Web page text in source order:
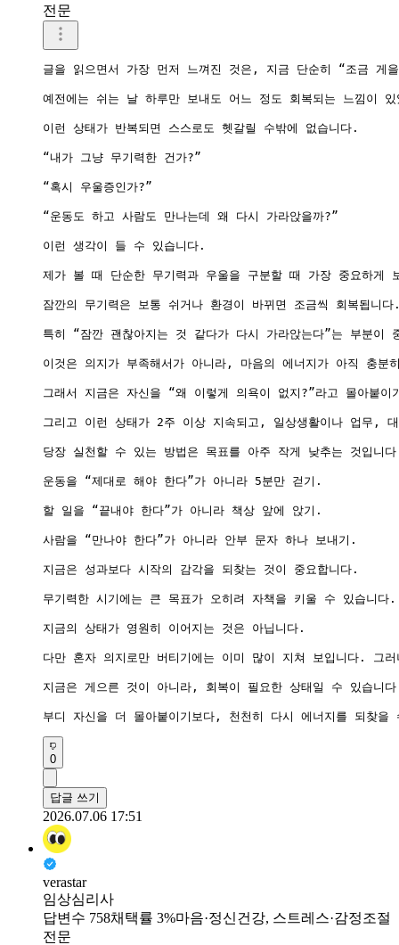
전문
글을 읽으면서 가장 먼저 느껴진 것은, 지금 단순히 “조금 게
예전에는 쉬는 날 하루만 보내도 어느 정도 회복되는 느낌이
이런 상태가 반복되면 스스로도 헷갈릴 수밖에 없습니다.
“내가 그냥 무기력한 건가?”
“혹시 우울증인가?”
“운동도 하고 사람도 만나는데 왜 다시 가라앉을까?”
이런 생각이 들 수 있습니다.
제가 볼 때 단순한 무기력과 우울을 구분할 때 가장 중요하
잠깐의 무기력은 보통 쉬거나 환경이 바뀌면 조금씩 회복됩
특히 “잠깐 괜찮아지는 것 같다가 다시 가라앉는다”는 부분이
이것은 의지가 부족해서가 아니라, 마음의 에너지가 아직 충
그래서 지금은 자신을 “왜 이렇게 의욕이 없지?”라고 몰아붙
그리고 이런 상태가 2주 이상 지속되고, 일상생활이나 업무,
당장 실천할 수 있는 방법은 목표를 아주 작게 낮추는 것입니
운동을 “제대로 해야 한다”가 아니라 5분만 걷기.
할 일을 “끝내야 한다”가 아니라 책상 앞에 앉기.
사람을 “만나야 한다”가 아니라 안부 문자 하나 보내기.
지금은 성과보다 시작의 감각을 되찾는 것이 중요합니다.
무기력한 시기에는 큰 목표가 오히려 자책을 키울 수 있습니
지금의 상태가 영원히 이어지는 것은 아닙니다.
다만 혼자 의지로만 버티기에는 이미 많이 지쳐 보입니다. 그
지금은 게으른 것이 아니라, 회복이 필요한 상태일 수 있습니
부디 자신을 더 몰아붙이기보다, 천천히 다시 에너지를 되찾을
0
답글 쓰기
2026.07.06 17:51
verastar
임상심리사
답변수 758채택률 3%마음·정신건강, 스트레스·감정조절
전문